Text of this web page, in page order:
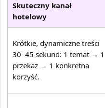
Skuteczny kanał
hotelowy
Krótkie, dynamiczne treści
30–45 sekund: 1 temat → 1
przekaz → 1 konkretna
korzyść.